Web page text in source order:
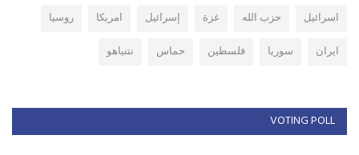
اسرائيل
حزب الله غزة إسرائيل امريكا
روسيا
ايران
سوريا فلسطين حماس نتنياهو
VOTING POLL